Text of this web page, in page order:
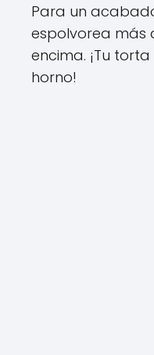
Para un
espolvorea más
encima. ¡Tu
horno!